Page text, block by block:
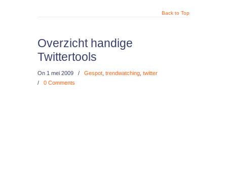
Back to Top
Overzicht handige
Twittertools
On 1 mei 2009 / Gespot trendwatching twitter
/ 0 Comments